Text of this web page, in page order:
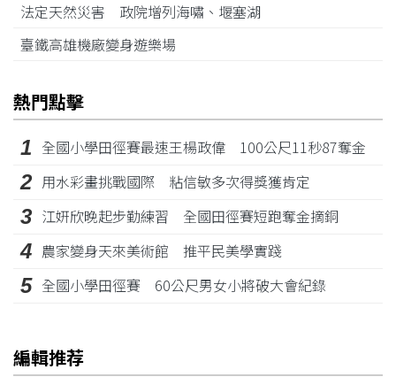
法定天然災害 政院增列海嘯、堰塞湖
臺鐵高雄機廠變身遊樂場
熱門點擊
1 全國小學田徑賽最速王楊政偉 100公尺11秒87奪金
2 用水彩畫挑戰國際 粘信敏多次得獎獲肯定
3 江姸欣晚起步勤練習 全國田徑賽短跑奪金摘銅
4 農家變身天來美術館 推平民美學實踐
5 全國小學田徑賽 60公尺男女小將破大會紀錄
編輯推荐